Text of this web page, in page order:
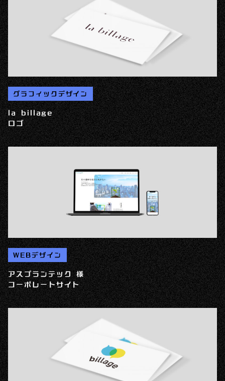
グラフィックデザイン
la billage
ロゴ
WEBデザイン
アスプランテック 様
コーポレートサイト